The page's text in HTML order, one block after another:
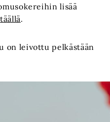
lisää
täällä.
on leivottu pelkästään